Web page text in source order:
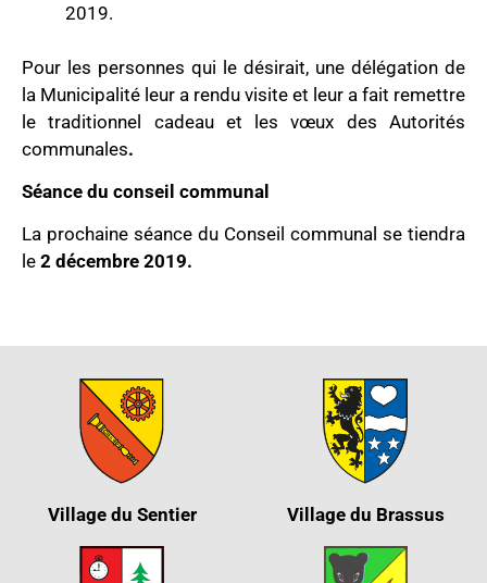
2019.
Pour les personnes qui le désirait, une délégation de
la Municipalité leur a rendu visite et leur a fait remettre
le traditionnel cadeau et les vœux des Autorités
communales.
Séance du conseil communal
La prochaine séance du Conseil communal se tiendra
le 2 décembre 2019.
Village du Sentier Village du Brassus